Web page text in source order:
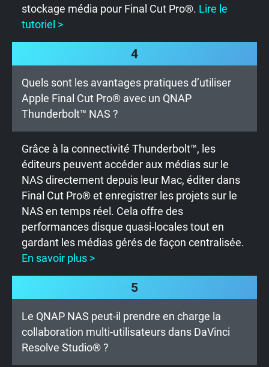
stockage média pour Final Cut Pro®. Lire le
tutoriel >
4
Quels sont les avantages pratiques d’utiliser
Apple Final Cut Pro® avec un QNAP
Thunderbolt™ NAS ?
Grâce à la connectivité Thunderbolt™, les
éditeurs peuvent accéder aux médias sur le
NAS directement depuis leur Mac, éditer dans
Final Cut Pro® et enregistrer les projets sur le
NAS en temps réel. Cela offre des
performances disque quasi-locales tout en
gardant les médias gérés de façon centralisée.
En savoir plus >
5
Le QNAP NAS peut-il prendre en charge la
collaboration multi-utilisateurs dans DaVinci
Resolve Studio® ?